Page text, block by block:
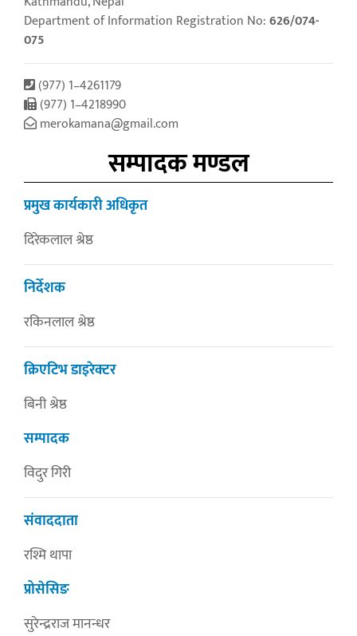
Department of Information Registration No:626/074-
075
(977) 1–4261179
(977) 1–4218990
merokamana@gmail.com
सम्पादक मण्डल
प्रमुख कार्यकारी अधिकृत
दिरेकलाल श्रेष्ठ
निर्देशक
रकिनलाल श्रेष्ठ
क्रिएटिभ डाइरेक्टर
बिनी श्रेष्ठ
सम्पादक
विदुर गिरी
संवाददाता
रश्मि थापा
प्रोसेसिङ
सुरेन्द्रराज मानन्धर